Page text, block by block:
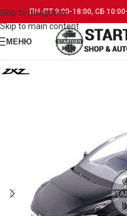
Skip to navigation
Skip to main content
ПН-ПТ 9:00-18:00, СБ
МЕНЮ